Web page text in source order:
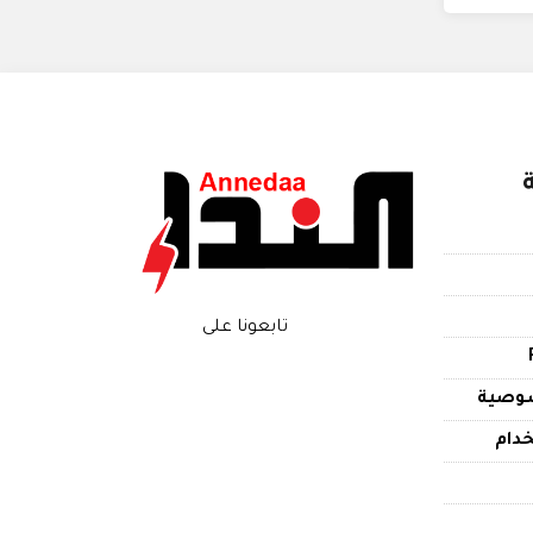
تابعونا على